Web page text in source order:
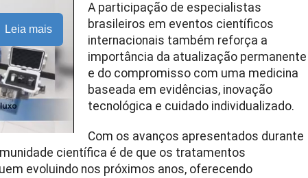
Leia mais
A participação de especialistas
brasileiros em eventos científicos
internacionais também reforça a
importância da atualização permanente
e do compromisso com uma medicina
baseada em evidências, inovação
tecnológica e cuidado individualizado.
Com os avanços apresentados durante
científica é de que os tratamentos
evoluindo nos próximos anos, oferecendo